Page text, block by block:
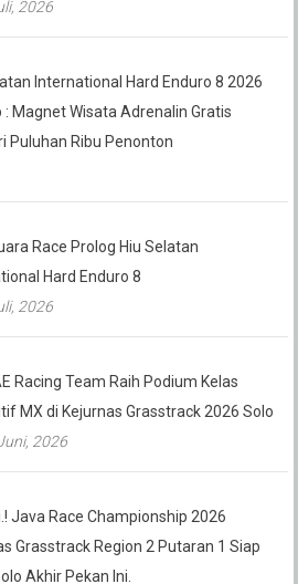
2026
International Hard Enduro 8 2026
: Magnet Wisata Adrenalin Gratis
Puluhan Ribu Penonton
Race Prolog Hiu Selatan
Hard Enduro 8
2026
Racing Team Raih Podium Kelas
MX di Kejurnas Grasstrack 2026 Solo
2026
Java Race Championship 2026
Grasstrack Region 2 Putaran 1 Siap
Akhir Pekan Ini.